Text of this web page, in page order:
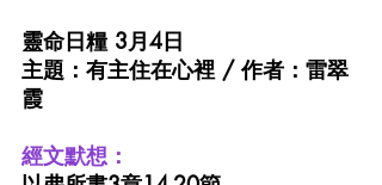
靈命日糧 3月4日
主題：有主住在心裡 / 作者：雷翠
霞
經文默想：